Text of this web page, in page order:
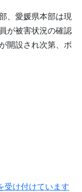
、愛媛県本部は現
が被害状況の確認
開設され次第、ボ
受け付けています